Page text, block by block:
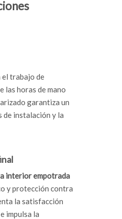
el trabajo de
las horas de mano
garantiza un
de instalación y la
interior empotrada
y protección contra
la satisfacción
impulsa la